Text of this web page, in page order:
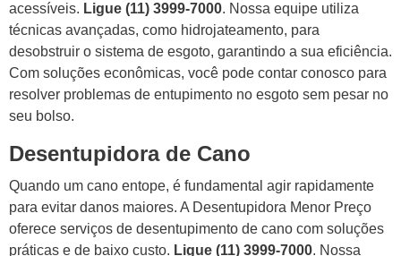
acessíveis. Ligue (11) 3999-7000. Nossa equipe utiliza
técnicas avançadas, como hidrojateamento, para
desobstruir o sistema de esgoto, garantindo a sua eficiência.
Com soluções econômicas, você pode contar conosco para
resolver problemas de entupimento no esgoto sem pesar no
seu bolso.
Desentupidora de Cano
Quando um cano entope, é fundamental agir rapidamente
para evitar danos maiores. A Desentupidora Menor Preço
oferece serviços de desentupimento de cano com soluções
práticas e de baixo custo. Ligue (11) 3999-7000. Nossa